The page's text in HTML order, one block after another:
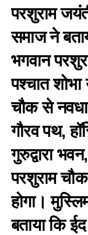
परशुराम
समाज ने
भगवान
पश्चात
चौक से
गौरव पथ,
गुरुद्वारा
परशुराम
होगा।
बताया कि